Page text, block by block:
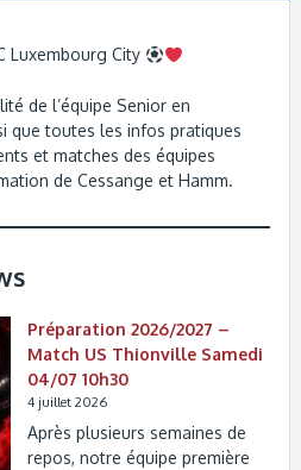
Luxembourg City
de l’équipe Senior en
que toutes les infos pratiques
et matches des équipes
de Cessange et Hamm.
Préparation 2026/2027 –
Match US Thionville Samedi
04/07 10h30
4 juillet 2026
Après plusieurs semaines de
repos, notre équipe première